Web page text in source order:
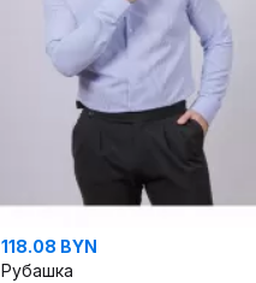
118.08 BYN
Рубашка